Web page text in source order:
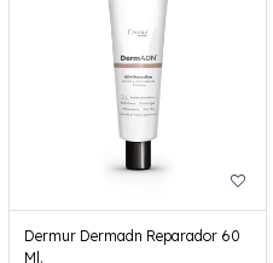
Dermur Dermadn Reparador 60
Ml.